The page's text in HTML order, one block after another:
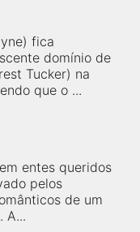
fica
domínio de
Tucker) na
que o ...
entes queridos
pelos
de um
A...